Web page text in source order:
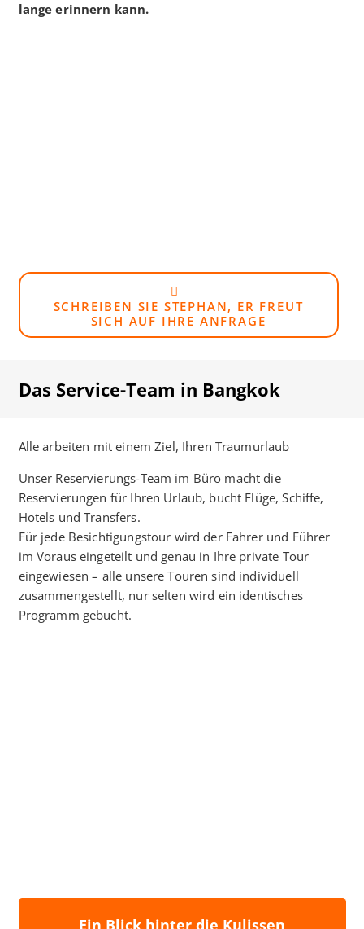
lange erinnern kann.
SCHREIBEN SIE STEPHAN, ER FREUT
SICH AUF IHRE ANFRAGE
Das Service-Team in Bangkok
Alle arbeiten mit einem Ziel, Ihren Traumurlaub
Unser Reservierungs-Team im Büro macht die
Reservierungen für Ihren Urlaub, bucht Flüge, Schiffe,
Hotels und Transfers.
Für jede Besichtigungstour wird der Fahrer und Führer
im Voraus eingeteilt und genau in Ihre private Tour
eingewiesen – alle unsere Touren sind individuell
zusammengestellt, nur selten wird ein identisches
Programm gebucht.